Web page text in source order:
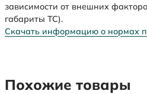
зависимости от внешних
габариты ТС).
Скачать информацию о нормах
Похожие товары